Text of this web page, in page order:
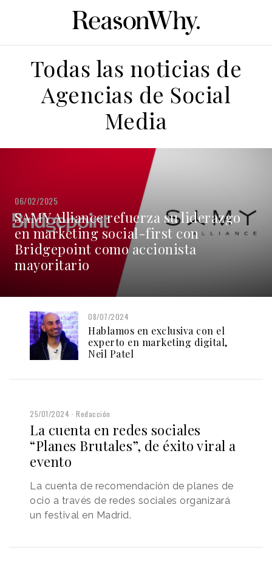
Todas las noticias de
Agencias de Social
Media
06/02/2025
SAMY Alliance refuerza su liderazgo
en marketing social-first con
Bridgepoint como accionista
mayoritario
08/07/2024
Hablamos en exclusiva con el
experto en marketing digital,
Neil Patel
25/01/2024 Redacción
La cuenta en redes sociales
“Planes Brutales”, de éxito viral a
evento
La cuenta de recomendación de planes de
ocio a través de redes sociales organizará
un festival en Madrid.